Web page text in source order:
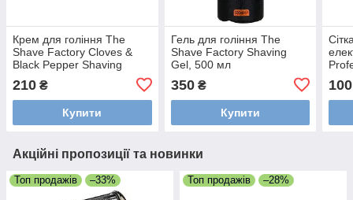
Крем для гоління The
Shave Factory Cloves &
Black Pepper Shaving
210 ₴
Купити
Гель для гоління The
Shave Factory Shaving
Gel, 500 мл
350₴
Купити
100
Акційні пропозиції та новинки
Топ продажів –33% Топ продажів –28%